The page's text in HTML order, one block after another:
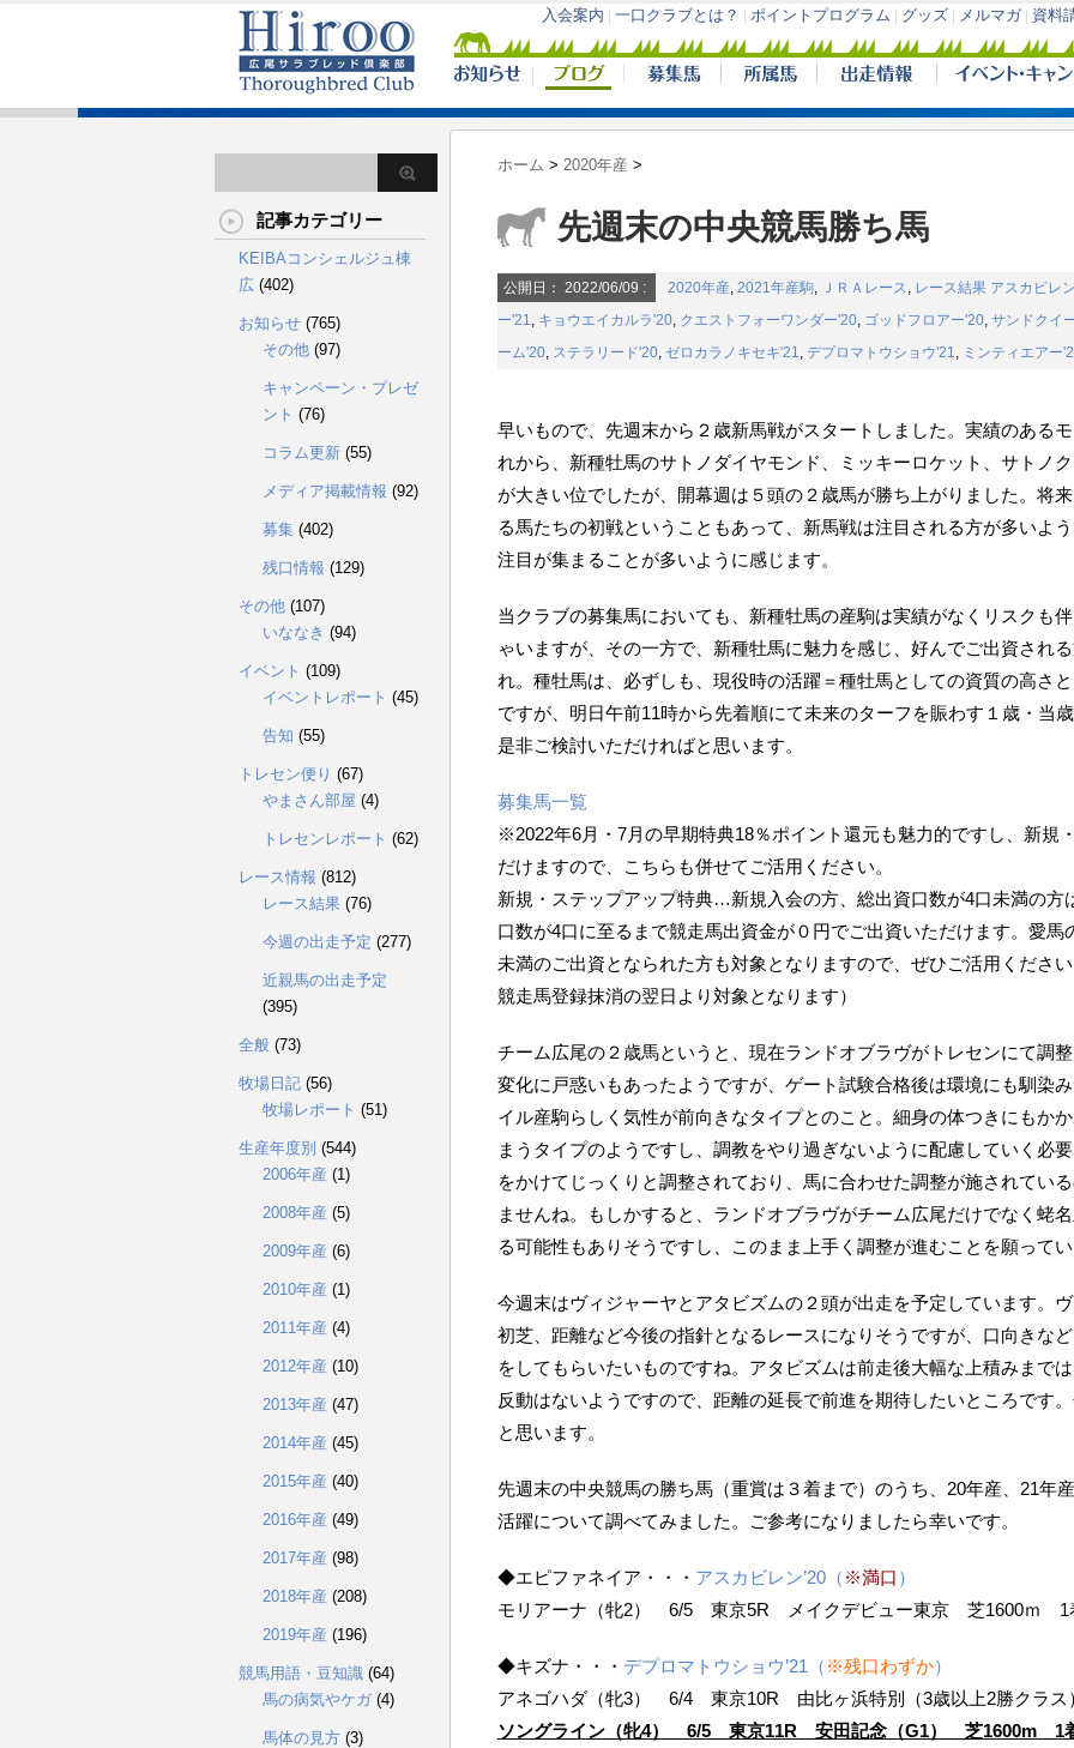
ホーム > 2020年産 >
先週末の中央競馬勝ち馬
公開日： 2022/06/09 : 2020年産, 2021年産駒, ＪＲＡレース, レース結果 アスカビレ
ー'21, キョウエイカルラ'20, クエストフォーワンダー'20, ゴッドフロアー'20, サンドクイ
ーム'20, ステラリード'20, ゼロカラノキセキ'21, デプロマトウショウ'21, ミンティエアー
早いもので、先週末から２歳新馬戦がスタートしました。実績のある
れから、新種牡馬のサトノダイヤモンド、ミッキーロケット、サトノ
が大きい位でしたが、開幕週は５頭の２歳馬が勝ち上がりました。将
る馬たちの初戦ということもあって、新馬戦は注目される方が多いよ
注目が集まることが多いように感じます。
当クラブの募集馬においても、新種牡馬の産駒は実績がなくリスクも
ゃいますが、その一方で、新種牡馬に魅力を感じ、好んでご出資され
れ。種牡馬は、必ずしも、現役時の活躍＝種牡馬としての資質の高さ
ですが、明日午前11時から先着順にて未来のターフを賑わす１歳・当
是非ご検討いただければと思います。
募集馬一覧
※2022年6月・7月の早期特典18％ポイント還元も魅力的ですし、新規
だけますので、こちらも併せてご活用ください。
新規・ステップアップ特典…新規入会の方、総出資口数が4口未満の方
口数が4口に至るまで競走馬出資金が０円でご出資いただけます。愛
未満のご出資となられた方も対象となりますので、ぜひご活用くださ
競走馬登録抹消の翌日より対象となります）
チーム広尾の２歳馬というと、現在ランドオブラヴがトレセンにて調
変化に戸惑いもあったようですが、ゲート試験合格後は環境にも馴染
イル産駒らしく気性が前向きなタイプとのこと。細身の体つきにもか
まうタイプのようですし、調教をやり過ぎないように配慮していく必
をかけてじっくりと調整されており、馬に合わせた調整が施されてい
ませんね。もしかすると、ランドオブラヴがチーム広尾だけでなく蛯
る可能性もありそうですし、このまま上手く調整が進むことを願って
今週末はヴィジャーヤとアタビズムの２頭が出走を予定しています。
初芝、距離など今後の指針となるレースになりそうですが、口向きな
をしてもらいたいものですね。アタビズムは前走後大幅な上積みまで
反動はないようですので、距離の延長で前進を期待したいところです
と思います。
先週末の中央競馬の勝ち馬（重賞は３着まで）のうち、20年産、21年
活躍について調べてみました。ご参考になりましたら幸いです。
◆エピファネイア・・・ アスカビレン’20（ ※満口 ）
モリアーナ（牝2） 6/5 東京5R メイクデビュー東京 芝1600ｍ 1
◆キズナ・・・ デプロマトウショウ’21（ ※残口わずか）
アネゴハダ（牝3） 6/4 東京10R 由比ヶ浜特別（3歳以上2勝クラ
ソングライン（牝4） 6/5 東京11R 安田記念（G1） 芝1600m 1
記事カテゴリー
KEIBAコンシェルジュ棟
広 (402)
お知らせ (765)
その他 (97)
キャンペーン・プレゼ
ント (76)
コラム更新 (55)
メディア掲載情報 (92)
募集 (402)
残口情報 (129)
その他 (107)
いななき (94)
イベント (109)
イベントレポート (45)
告知 (55)
トレセン便り (67)
やまさん部屋 (4)
トレセンレポート (62)
レース情報 (812)
レース結果 (76)
今週の出走予定 (277)
近親馬の出走予定
(395)
全般 (73)
牧場日記 (56)
牧場レポート (51)
生産年度別 (544)
2006年産 (1)
2008年産 (5)
2009年産 (6)
2010年産 (1)
2011年産 (4)
2012年産 (10)
2013年産 (47)
2014年産 (45)
2015年産 (40)
2016年産 (49)
2017年産 (98)
2018年産 (208)
2019年産 (196)
競馬用語・豆知識 (64)
馬の病気やケガ (4)
馬体の見方 (3)